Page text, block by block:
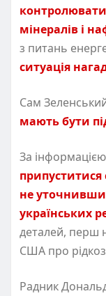
контролювати
мінералів і
з питань
ситуація
Сам
мають бути
За
припуститися
не уточнивши
українських
деталей, перш
США про
Радник